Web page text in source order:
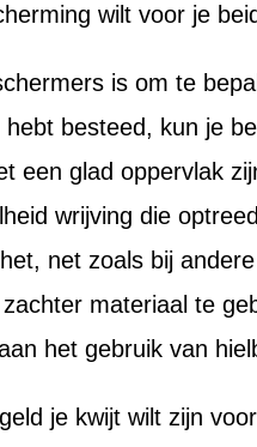
wilt voor je
is om te
besteed, kun je
een glad oppervlak
wrijving die
net zoals bij
materiaal te
het gebruik van
je kwijt wilt zijn